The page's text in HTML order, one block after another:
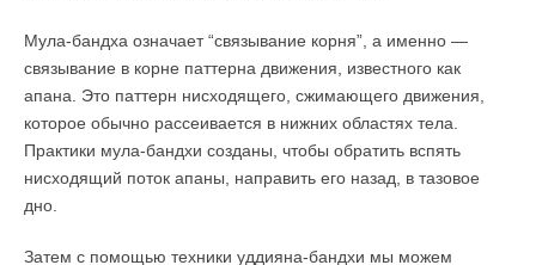
Мула-бандха означает “связывание корня”, а именно —
связывание в корне паттерна движения, известного как
апана. Это паттерн нисходящего, сжимающего движения,
которое обычно рассеивается в нижних областях тела.
Практики мула-бандхи созданы, чтобы обратить вспять
нисходящий поток апаны, направить его назад, в тазовое
дно.
Затем с помощью техники уддияна-бандхи мы можем